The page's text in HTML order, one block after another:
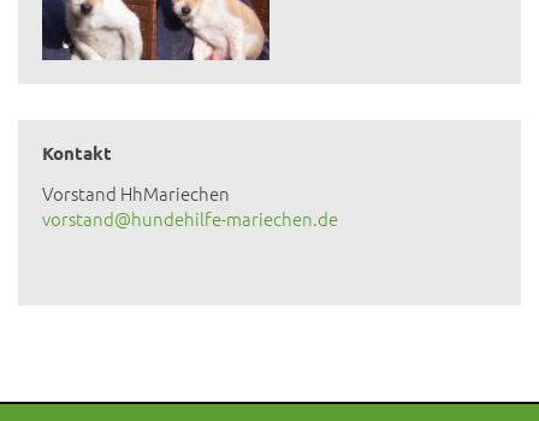
Kontakt
Vorstand HhMariechen
vorstand@hundehilfe-mariechen.de